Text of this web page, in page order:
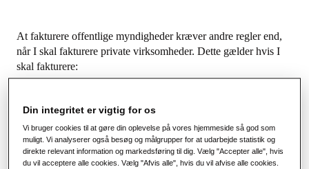
At fakturere offentlige myndigheder kræver andre regler end,
når I skal fakturere private virksomheder. Dette gælder hvis I
skal fakturere:
Regionen
Kommunen
I dette tilfælde er det ikke nok at sende en PDF- eller
Din integritet er vigtig for os
Vi bruger cookies til at gøre din oplevelse på vores hjemmeside så god som
muligt. Vi analyserer også besøg og målgrupper for at udarbejde statistik og
direkte relevant information og markedsføring til dig. Vælg "Accepter alle", hvis
du vil acceptere alle cookies. Vælg "Afvis alle", hvis du vil afvise alle cookies.